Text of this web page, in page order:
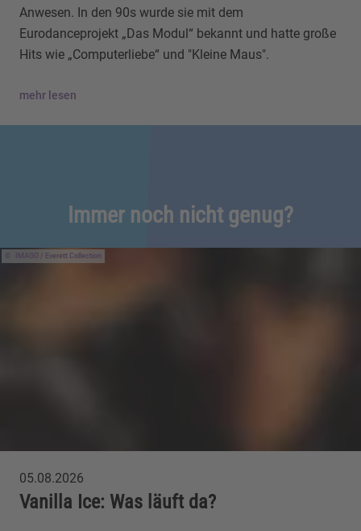
Anwesen. In den 90s wurde sie mit dem
Eurodanceprojekt „Das Modul“ bekannt und hatte große
Hits wie „Computerliebe“ und "Kleine Maus".
mehr lesen
Immer noch nicht genug?
IMAGO / Everett Collection
05.08.2026
Vanilla Ice: Was läuft da?